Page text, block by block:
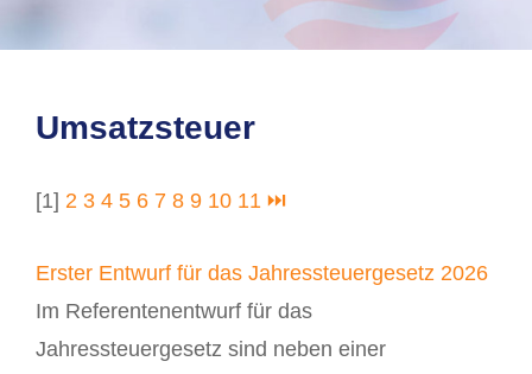
Umsatzsteuer
[1] 2 3 4 5 6 7 8 9 10 11 ⏭
Erster Entwurf für das Jahressteuergesetz 2026
Im Referentenentwurf für das
Jahressteuergesetz sind neben einer